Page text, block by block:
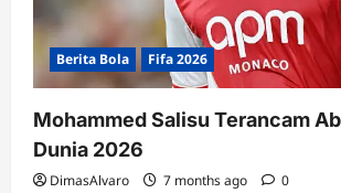
Berita Bola Fifa 2026
Mohammed Salisu Terancam
Dunia 2026
DimasAlvaro 7 months ago 0